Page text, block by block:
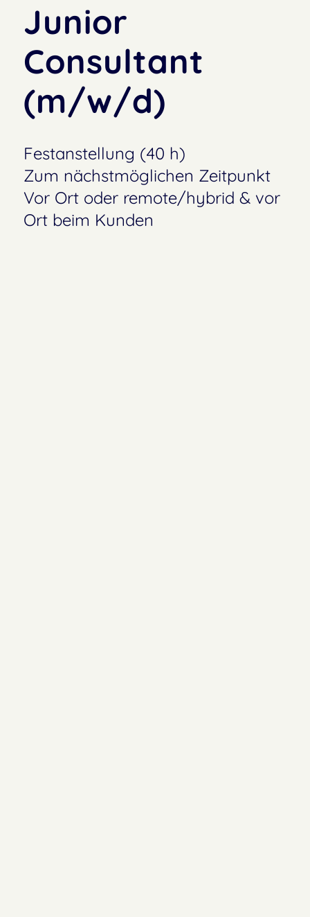
Junior
Consultant
(m/w/d)
Festanstellung (40 h)
Zum nächstmöglichen Zeitpunkt
Vor Ort oder remote/hybrid & vor
Ort beim Kunden